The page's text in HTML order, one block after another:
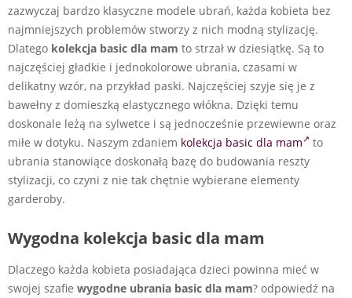
zazwyczaj bardzo klasyczne modele ubrań, każda kobieta bez
najmniejszych problemów stworzy z nich modną stylizację.
Dlatego kolekcja basic dla mam to strzał w dziesiątkę. Są to
najczęściej gładkie i jednokolorowe ubrania, czasami w
delikatny wzór, na przykład paski. Najczęściej szyje się je z
bawełny z domieszką elastycznego włókna. Dzięki temu
doskonale leżą na sylwetce i są jednocześnie przewiewne oraz
miłe w dotyku. Naszym zdaniem kolekcja basic dla mam
to
ubrania stanowiące doskonałą bazę do budowania reszty
stylizacji, co czyni z nie tak chętnie wybierane elementy
garderoby.
Wygodna kolekcja basic dla mam
Dlaczego każda kobieta posiadająca dzieci powinna mieć w
swojej szafie wygodne ubrania basic dla mam? odpowiedź na